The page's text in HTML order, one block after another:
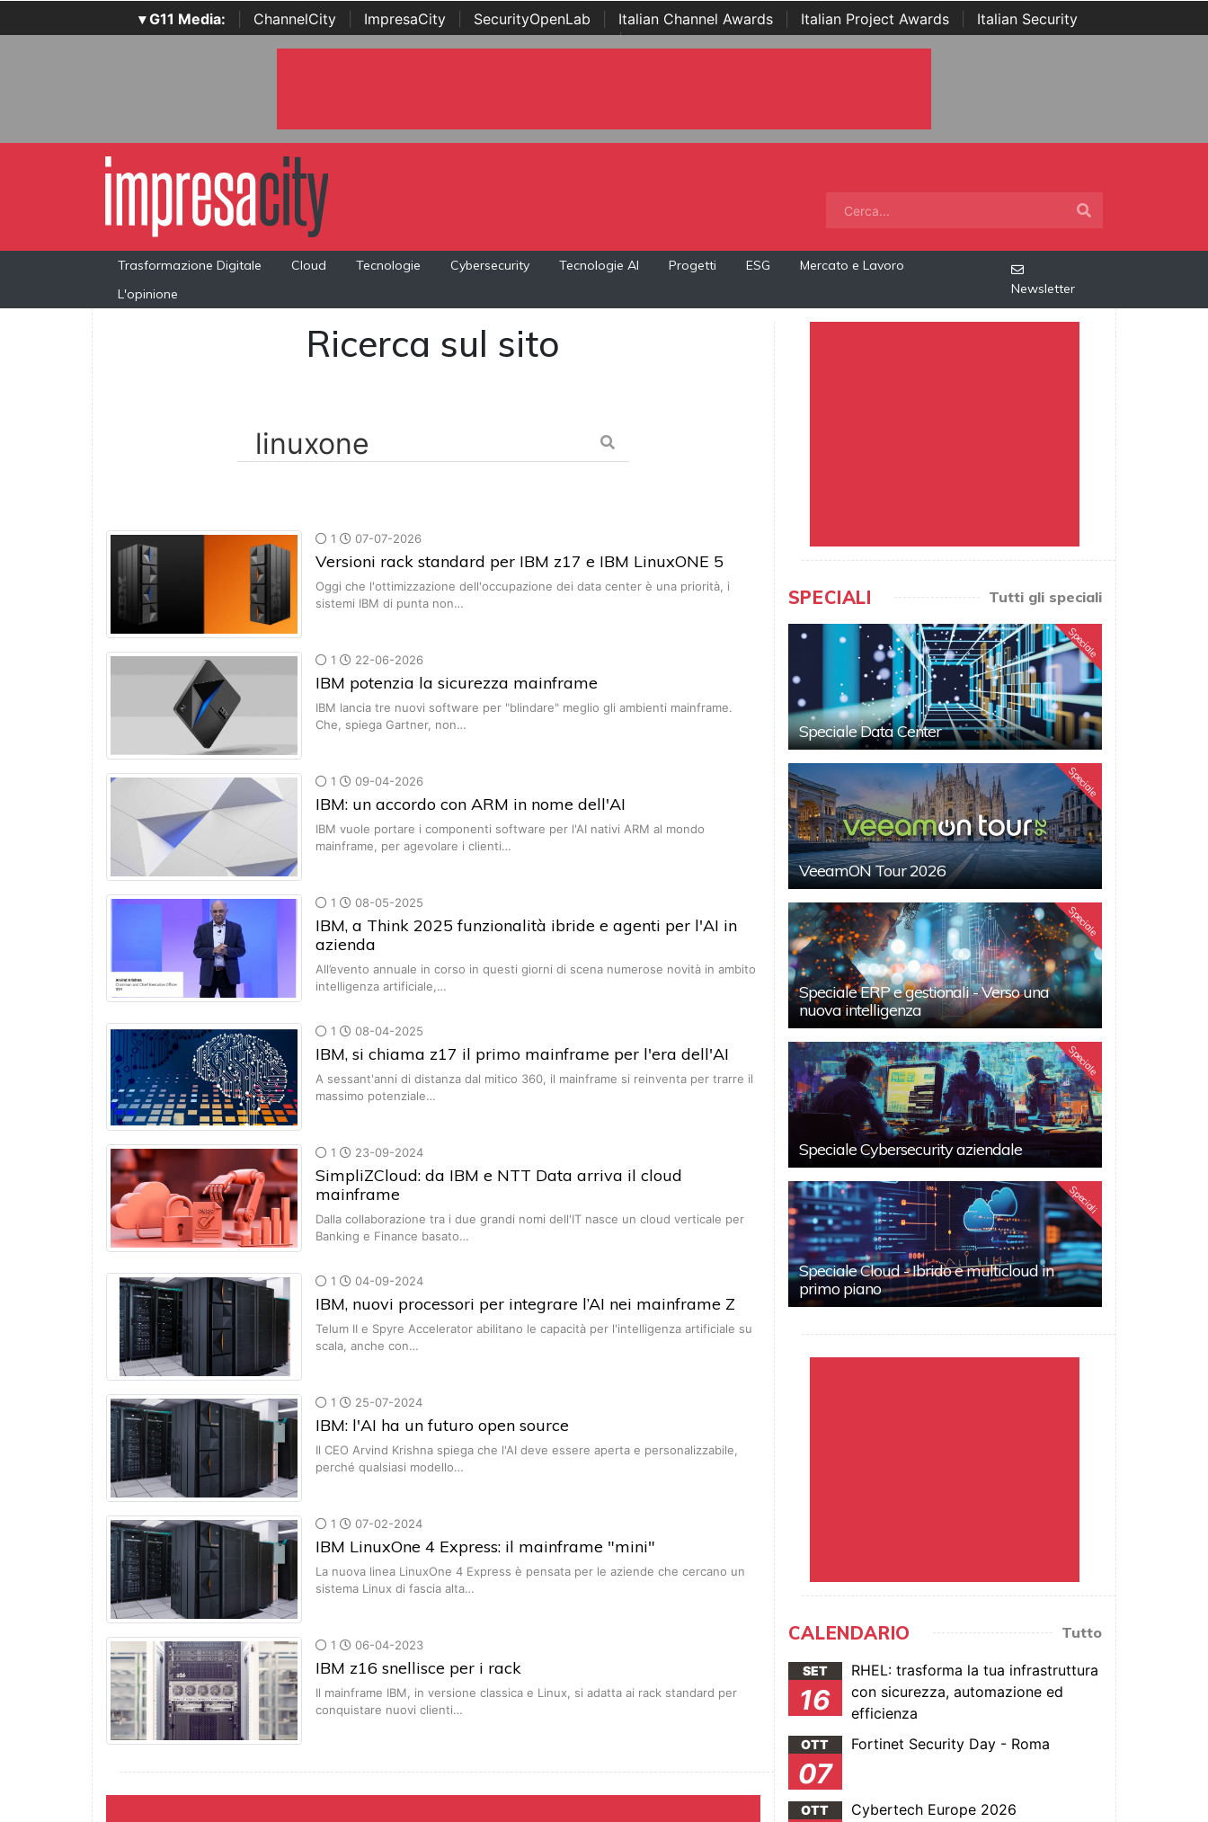
▾ G11 Media: ChannelCity ImpresaCity SecurityOpenLab Italian Channel Awards Italian Project Awards
Italian Security
Awards | ...
Trasformazione Digitale Cloud Tecnologie Cybersecurity Tecnologie AI Progetti ESG
Mercato e Lavoro
L'opinione
Newsletter
Ricerca sul sito
1 07-07-2026
Versioni rack standard per IBM z17 e IBM LinuxONE 5
Oggi che l'ottimizzazione dell'occupazione dei data center è una priorità, i
sistemi IBM di punta non…
1 22-06-2026
IBM potenzia la sicurezza mainframe
IBM lancia tre nuovi software per "blindare" meglio gli ambienti mainframe.
Che, spiega Gartner, non…
1 09-04-2026
IBM: un accordo con ARM in nome dell'AI
IBM vuole portare i componenti software per l'AI nativi ARM al mondo
mainframe, per agevolare i clienti…
1 08-05-2025
IBM, a Think 2025 funzionalità ibride e agenti per l'AI in
azienda
All’evento annuale in corso in questi giorni di scena numerose novità in ambito
intelligenza artificiale,…
1 08-04-2025
IBM, si chiama z17 il primo mainframe per l'era dell'AI
A sessant'anni di distanza dal mitico 360, il mainframe si reinventa per trarre il
massimo potenziale…
1 23-09-2024
SimpliZCloud: da IBM e NTT Data arriva il cloud
mainframe
Dalla collaborazione tra i due grandi nomi dell'IT nasce un cloud verticale per
Banking e Finance basato…
1 04-09-2024
IBM, nuovi processori per integrare l’AI nei mainframe Z
Telum II e Spyre Accelerator abilitano le capacità per l'intelligenza artificiale su
scala, anche con…
1 25-07-2024
IBM: l'AI ha un futuro open source
Il CEO Arvind Krishna spiega che l'AI deve essere aperta e personalizzabile,
perché qualsiasi modello…
1 07-02-2024
IBM LinuxOne 4 Express: il mainframe "mini"
La nuova linea LinuxOne 4 Express è pensata per le aziende che cercano un
sistema Linux di fascia alta…
1 06-04-2023
IBM z16 snellisce per i rack
Il mainframe IBM, in versione classica e Linux, si adatta ai rack standard per
conquistare nuovi clienti…
SPECIALI Tutti gli speciali
Speciale
Speciale Data Center
Speciale
VeeamON Tour 2026
Speciale
Speciale ERP e gestionali - Verso una
nuova intelligenza
Speciale
Speciale Cybersecurity aziendale
Speciali
Speciale Cloud - Ibrido e multicloud in
primo piano
CALENDARIO Tutto
SET
16
RHEL: trasforma la tua infrastruttura
con sicurezza, automazione ed
efficienza
OTT
07
Fortinet Security Day - Roma
OTT Cybertech Europe 2026